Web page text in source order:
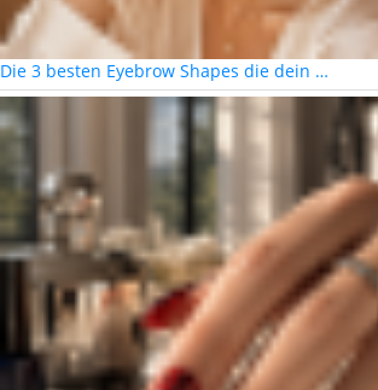
Die 3 besten Eyebrow Shapes die dein …